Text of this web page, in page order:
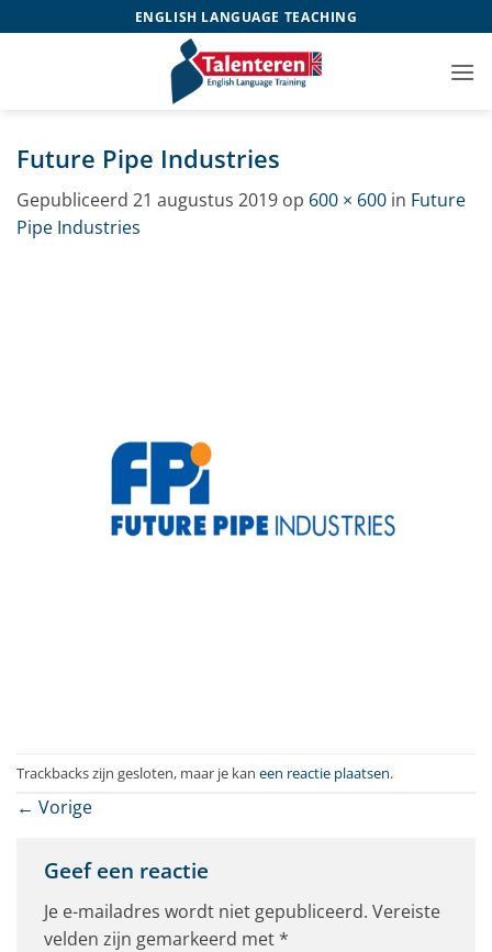
naar
ENGLISH LANGUAGE TEACHING
Future Pipe Industries
Gepubliceerd 21 augustus 2019 op 600 × 600 in Future
Pipe Industries
Trackbacks zijn gesloten, maar je kan een reactie plaatsen.
← Vorige
Geef een reactie
Je e-mailadres wordt niet gepubliceerd. Vereiste
velden zijn gemarkeerd met*